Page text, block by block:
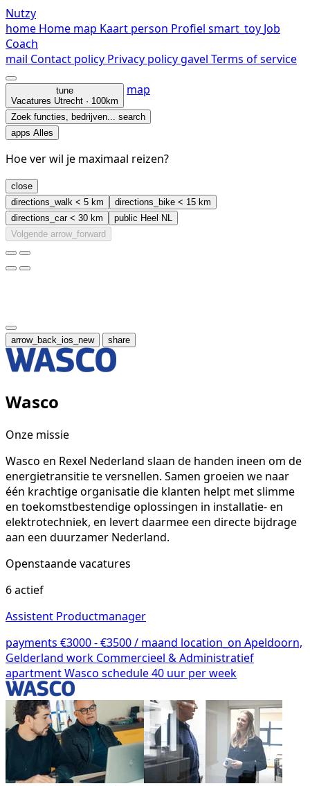
Nutzy
home Home map Kaart person Profiel smart_toy Job
Coach
mail Contact policy Privacy policygavel Terms of service
tune
Vacatures Utrecht · 100km
map
Zoek functies, bedrijven... search
apps Alles
Hoe ver wil je maximaal reizen?
close
directions_walk < 5 km directions_bike < 15 km
directions_car< 30 km public Heel NL
Volgende arrow_forward
arrow_back_ios_new share
Wasco
Onze missie
Wasco en Rexel Nederland slaan de handen ineen om de
energietransitie te versnellen. Samen groeien we naar
één krachtige organisatie die klanten helpt met slimme
en toekomstbestendige oplossingen in installatie- en
elektrotechniek, en levert daarmee een directe bijdrage
aan een duurzamer Nederland.
Openstaande vacatures
6 actief
Assistent Productmanager
payments €3000 - €3500 / maand location_on Apeldoorn,
Gelderland work Commercieel & Administratief
apartmentWasco schedule40 uur per week